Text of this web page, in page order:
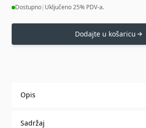
Dostupno| Uključeno 25% PDV-a.
Dodajte u košaricu
Opis
Sadržaj